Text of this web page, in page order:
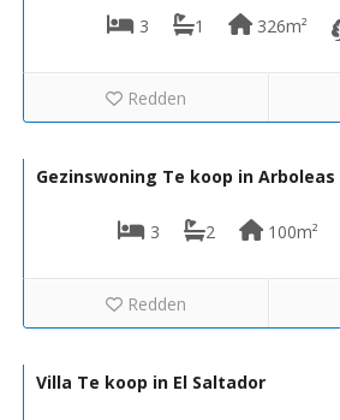
3 1 326m²
Redden
Gezinswoning Te koop in Arboleas
3 2 100m²
Redden
Villa Te koop in El Saltador